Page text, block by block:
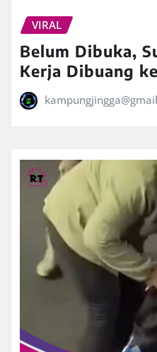
VIRAL
Belum Dibuka,
Kerja Dibuang